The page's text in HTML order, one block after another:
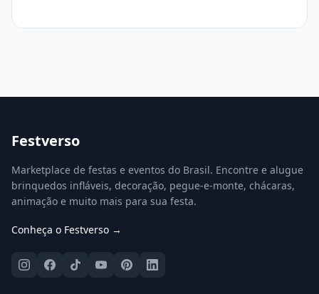
Festverso
Marketplace de festas e eventos do Brasil. Encontre e alugue
brinquedos infláveis, decoração, pegue-e-monte, chácaras,
animação e muito mais para sua festa.
Conheça o Festverso →